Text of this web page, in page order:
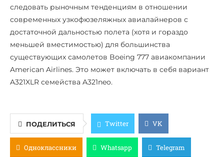
следовать рыночным тенденциям в отношении
современных узкофюзеляжных авиалайнеров с
достаточной дальностью полета (хотя и гораздо
меньшей вместимостью) для большинства
существующих самолетов Boeing 777 авиакомпании
American Airlines. Это может включать в себя вариант
A321XLR семейства A321neo.
ПОДЕЛИТЬСЯ Twitter VK
Одноклассники Whatsapp Telegram